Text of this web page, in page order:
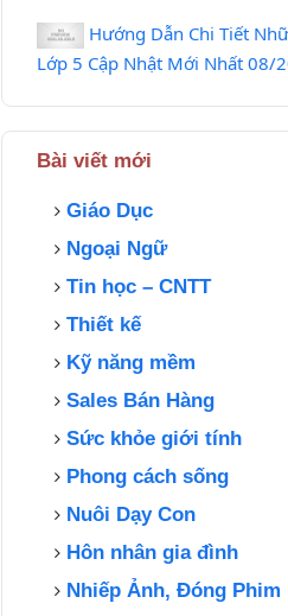
Hướng Dẫn Chi Tiết
Lớp 5 Cập Nhật Mới Nhất 08/
Bài viết mới
Giáo Dục
Ngoại Ngữ
Tin học – CNTT
Thiết kế
Kỹ năng mềm
Sales Bán Hàng
Sức khỏe giới tính
Phong cách sống
Nuôi Dạy Con
Hôn nhân gia đình
Nhiếp Ảnh, Đóng Phim